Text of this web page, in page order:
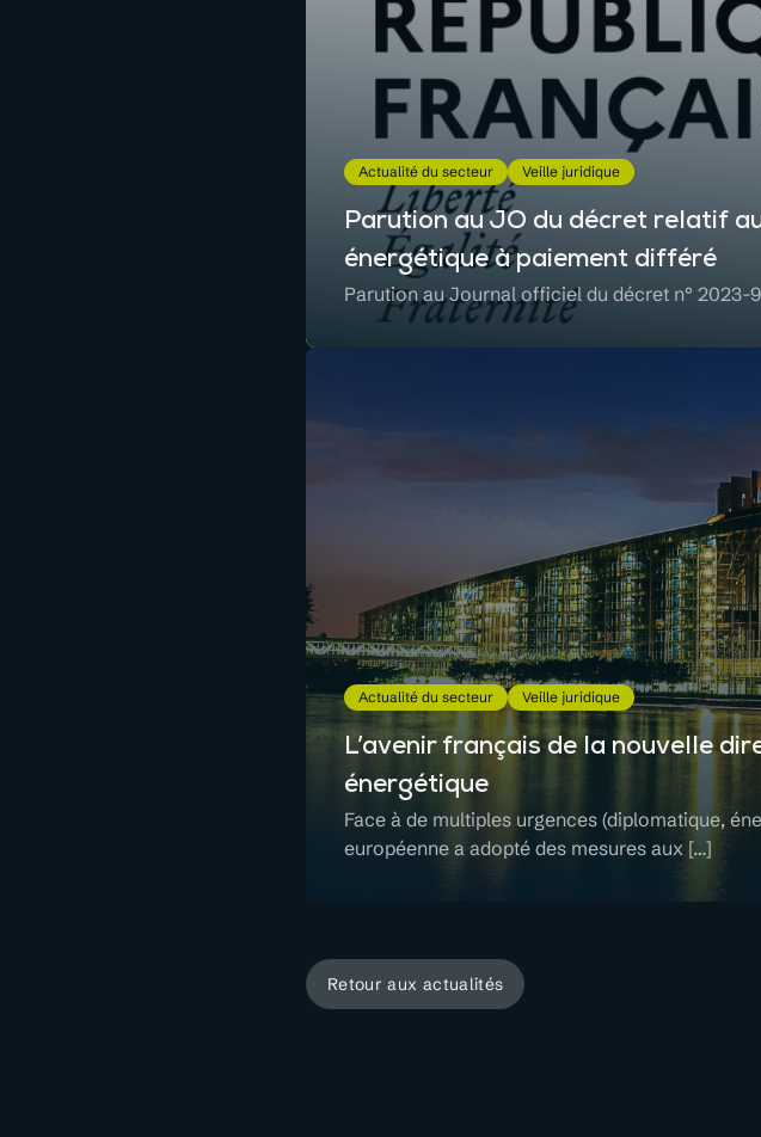
Actualité du secteur Veille juridique
Parution au JO du décret relatif
énergétique à paiement différé
Parution au Journal officiel du décret n°
Actualité du secteur Veille juridique
L’avenir français de la nouvelle
énergétique
Face à de multiples urgences (diplomatique,
européenne a adopté des mesures aux […]
Retour aux actualités